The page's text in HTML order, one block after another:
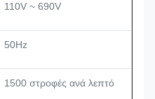
110V ~ 690V
50Hz
1500 στροφές ανά λεπτό